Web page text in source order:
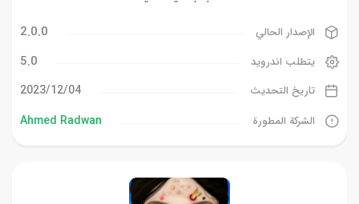
الإصدار الحالي 2.0.0
يتطلب اندرويد 5.0
تاريخ التحديث 04‏/12‏/2023
الشركة المطورة Ahmed Radwan